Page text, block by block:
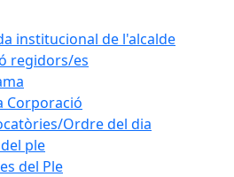
institucional de l'alcalde
regidors/es
Corporació
Ordre del dia
ple
del Ple